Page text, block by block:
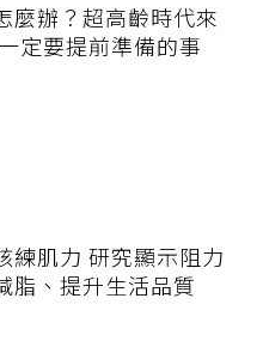
麼辦？超高齡時代來
定要提前準備的事
練肌力 研究顯示阻力
脂、提升生活品質